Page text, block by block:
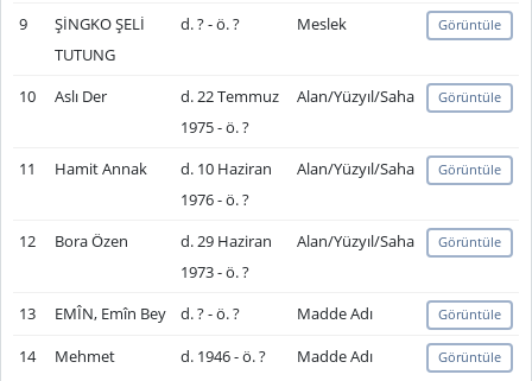
9
ŞİNGKO ŞELİ
TUTUNG
d. ? - ö. ? Meslek Görüntüle
10 Aslı Der
d. 22 Temmuz
1975 - ö. ?
Alan/Yüzyıl/Saha Görüntüle
11 Hamit Annak
d. 10 Haziran
1976 - ö. ?
Alan/Yüzyıl/Saha Görüntüle
12 Bora Özen
d. 29 Haziran
1973 - ö. ?
Alan/Yüzyıl/Saha Görüntüle
13 EMÎN, Emîn Bey d. ? - ö. ? Madde Adı Görüntüle
14
Mehmet
d. 1946 - ö. ? Madde Adı Görüntüle